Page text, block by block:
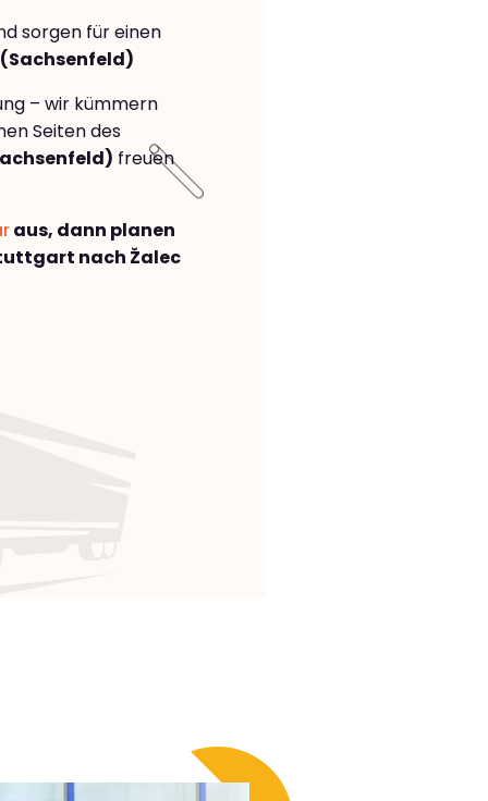
sorgen für einen
– wir kümmern
Seiten des
freuen
aus, dann planen
nach Žalec